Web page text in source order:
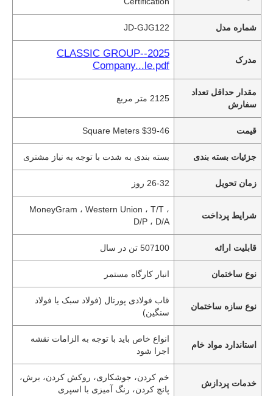
شماره مدل JD-GJG122
مدرک
2025--CLASSIC GROUP
Company...le.pdf
مقدار حداقل تعداد
سفارش
2125 متر مربع
قیمت $39-46 Square Meters
جزئیات بسته بندی بسته بندی به شدت با توجه به نیاز مشتری
زمان تحویل 26-32 روز
شرایط پرداخت
MoneyGram ، Western Union ، T/T ،
D/P ، D/A
قابلیت ارائه 507100 تن در سال
نوع ساختمان انبار کارگاه مستمر
نوع سازه ساختمان
قاب فولادی پورتال (فولاد سبک یا فولاد
سنگین)
استاندارد مواد خام
انواع خاص باید با توجه به الزامات نقشه
اجرا شود
خدمات پردازش
خم کردن، جوشکاری، روکش کردن، برش،
پانچ کردن، رنگ آمیزی با اسپری